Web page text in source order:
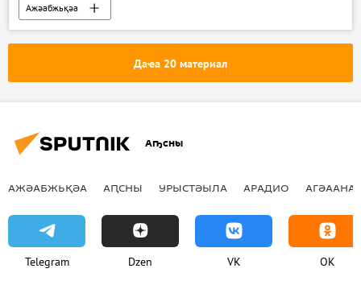
Ажәабжьқәа
Аԥсны Жәлар Реизарахь алхрақәа-2022
Даҽа 20 материал
Аҧсны
АЖӘАБЖЬҚӘА АԤСНЫ УРЫСТӘЫЛА АРАДИО
Telegram Dzen VK OK